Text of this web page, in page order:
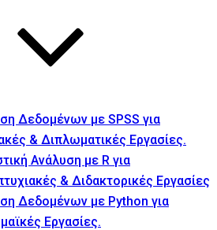
Δεδομένων με SPSS για
& Διπλωματικές Εργασίες.
Ανάλυση με R για
& Διδακτορικές Εργασίες
Δεδομένων με Python για
Εργασίες.